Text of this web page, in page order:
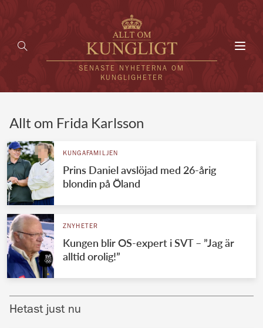
SENASTE NYHETERNA OM
KUNGLIGHETER
UTLÄNDSKT
VÄRLDENS KUNGAHUS
Svenska kungahuset
Brittiska kungahuset
REDAKTION
Allt om Frida Karlsson
KUNGAFAMILJEN
Prins Daniel avslöjad med 26-årig
blondin på Öland
ZNYHETER
Kungen blir OS-expert i SVT – ”Jag är
alltid orolig!”
Hetast just nu